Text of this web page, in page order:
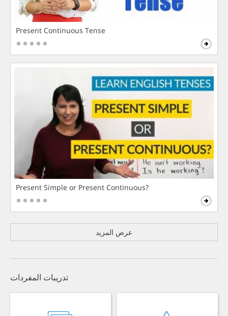
Present Continuous Tense
Present Simple or Present Continuous?
عرض المزيد
تدريبات المفردات